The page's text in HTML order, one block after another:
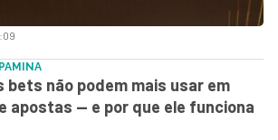
bets não podem mais usar em
apostas — e por que ele funciona